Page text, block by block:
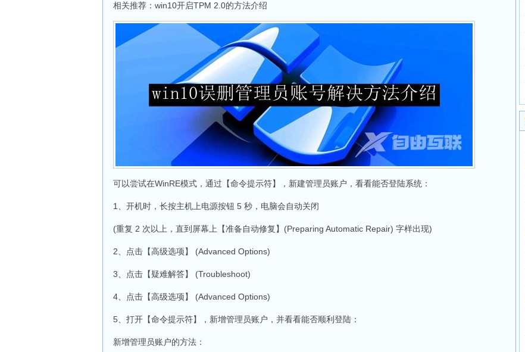
相关推荐：win10开启TPM 2.0的方法介绍
可以尝试在WinRE模式，通过【命令提示符】，新建管理员账户，看看能否登陆系统：
1、开机时，长按主机上电源按钮 5 秒，电脑会自动关闭
(重复 2 次以上，直到屏幕上【准备自动修复】(Preparing Automatic Repair) 字样出现)
2、点击【高级选项】 (Advanced Options)
3、点击【疑难解答】 (Troubleshoot)
4、点击【高级选项】 (Advanced Options)
5、打开【命令提示符】，新增管理员账户，并看看能否顺利登陆：
新增管理员账户的方法：